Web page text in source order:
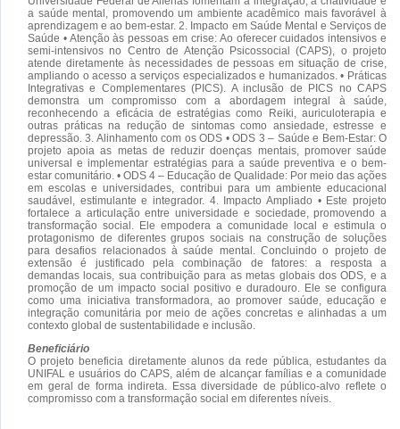
a saúde mental, promovendo um ambiente acadêmico mais favorável à
aprendizagem e ao bem-estar. 2. Impacto em Saúde Mental e Serviços de
Saúde • Atenção às pessoas em crise: Ao oferecer cuidados intensivos e
semi-intensivos no Centro de Atenção Psicossocial (CAPS), o projeto
atende diretamente às necessidades de pessoas em situação de crise,
ampliando o acesso a serviços especializados e humanizados. • Práticas
Integrativas e Complementares (PICS). A inclusão de PICS no CAPS
demonstra um compromisso com a abordagem integral à saúde,
reconhecendo a eficácia de estratégias como Reiki, auriculoterapia e
outras práticas na redução de sintomas como ansiedade, estresse e
depressão. 3. Alinhamento com os ODS • ODS 3 – Saúde e Bem-Estar: O
projeto apoia as metas de reduzir doenças mentais, promover saúde
universal e implementar estratégias para a saúde preventiva e o bem-
estar comunitário. • ODS 4 – Educação de Qualidade: Por meio das ações
em escolas e universidades, contribui para um ambiente educacional
saudável, estimulante e integrador. 4. Impacto Ampliado • Este projeto
fortalece a articulação entre universidade e sociedade, promovendo a
transformação social. Ele empodera a comunidade local e estimula o
protagonismo de diferentes grupos sociais na construção de soluções
para desafios relacionados à saúde mental. Concluindo o projeto de
extensão é justificado pela combinação de fatores: a resposta a
demandas locais, sua contribuição para as metas globais dos ODS, e a
promoção de um impacto social positivo e duradouro. Ele se configura
como uma iniciativa transformadora, ao promover saúde, educação e
integração comunitária por meio de ações concretas e alinhadas a um
contexto global de sustentabilidade e inclusão.
Beneficiário
O projeto beneficia diretamente alunos da rede pública, estudantes da
UNIFAL e usuários do CAPS, além de alcançar famílias e a comunidade
em geral de forma indireta. Essa diversidade de público-alvo reflete o
compromisso com a transformação social em diferentes níveis.